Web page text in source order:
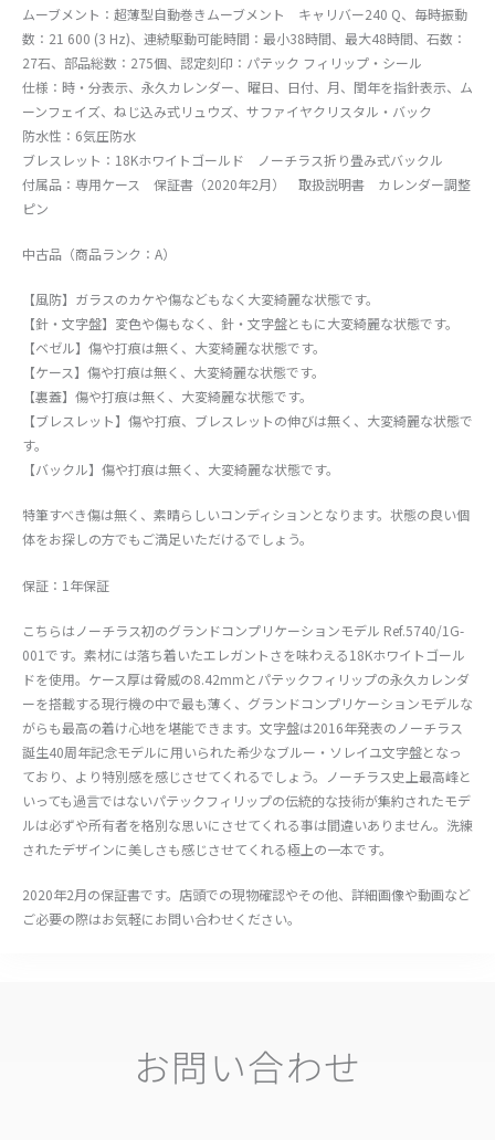
ムーブメント：超薄型自動巻きムーブメント キャリバー240 Q、毎時振動
数：21 600 (3 Hz)、連続駆動可能時間：最小38時間、最大48時間、石数：
27石、部品総数：275個、認定刻印：パテック フィリップ・シール
仕様：時・分表示、永久カレンダー、曜日、日付、月、閏年を指針表示、ム
ーンフェイズ、ねじ込み式リュウズ、サファイヤクリスタル・バック
防水性：6気圧防水
ブレスレット：18Kホワイトゴールド ノーチラス折り畳み式バックル
付属品：専用ケース 保証書（2020年2月） 取扱説明書 カレンダー調整
ピン
中古品（商品ランク：A）
【風防】ガラスのカケや傷などもなく大変綺麗な状態です。
【針・文字盤】変色や傷もなく、針・文字盤ともに大変綺麗な状態です。
【ベゼル】傷や打痕は無く、大変綺麗な状態です。
【ケース】傷や打痕は無く、大変綺麗な状態です。
【裏蓋】傷や打痕は無く、大変綺麗な状態です。
【ブレスレット】傷や打痕、ブレスレットの伸びは無く、大変綺麗な状態で
す。
【バックル】傷や打痕は無く、大変綺麗な状態です。
特筆すべき傷は無く、素晴らしいコンディションとなります。状態の良い個
体をお探しの方でもご満足いただけるでしょう。
保証：1年保証
こちらはノーチラス初のグランドコンプリケーションモデル Ref.5740/1G-
001です。素材には落ち着いたエレガントさを味わえる18Kホワイトゴール
ドを使用。ケース厚は脅威の8.42mmとパテックフィリップの永久カレンダ
ーを搭載する現行機の中で最も薄く、グランドコンプリケーションモデルな
がらも最高の着け心地を堪能できます。文字盤は2016年発表のノーチラス
誕生40周年記念モデルに用いられた希少なブルー・ソレイユ文字盤となっ
ており、より特別感を感じさせてくれるでしょう。ノーチラス史上最高峰と
いっても過言ではないパテックフィリップの伝統的な技術が集約されたモデ
ルは必ずや所有者を格別な思いにさせてくれる事は間違いありません。洗練
されたデザインに美しさも感じさせてくれる極上の一本です。
2020年2月の保証書です。店頭での現物確認やその他、詳細画像や動画など
ご必要の際はお気軽にお問い合わせください。
お問い合わせ